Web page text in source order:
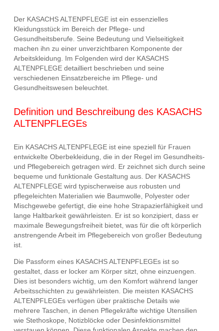
Der KASACHS ALTENPFLEGE ist ein essenzielles
Kleidungsstück im Bereich der Pflege- und
Gesundheitsberufe. Seine Bedeutung und Vielseitigkeit
machen ihn zu einer unverzichtbaren Komponente der
Arbeitskleidung. Im Folgenden wird der KASACHS
ALTENPFLEGE detailliert beschrieben und seine
verschiedenen Einsatzbereiche im Pflege- und
Gesundheitswesen beleuchtet.
Definition und Beschreibung des KASACHS
ALTENPFLEGEs
Ein KASACHS ALTENPFLEGE ist eine speziell für Frauen
entwickelte Oberbekleidung, die in der Regel im Gesundheits-
und Pflegebereich getragen wird. Er zeichnet sich durch seine
bequeme und funktionale Gestaltung aus. Der KASACHS
ALTENPFLEGE wird typischerweise aus robusten und
pflegeleichten Materialien wie Baumwolle, Polyester oder
Mischgewebe gefertigt, die eine hohe Strapazierfähigkeit und
lange Haltbarkeit gewährleisten. Er ist so konzipiert, dass er
maximale Bewegungsfreiheit bietet, was für die oft körperlich
anstrengende Arbeit im Pflegebereich von großer Bedeutung
ist.
Die Passform eines KASACHS ALTENPFLEGEs ist so
gestaltet, dass er locker am Körper sitzt, ohne einzuengen.
Dies ist besonders wichtig, um den Komfort während langer
Arbeitsschichten zu gewährleisten. Die meisten KASACHS
ALTENPFLEGEs verfügen über praktische Details wie
mehrere Taschen, in denen Pflegekräfte wichtige Utensilien
wie Stethoskope, Notizblöcke oder Desinfektionsmittel